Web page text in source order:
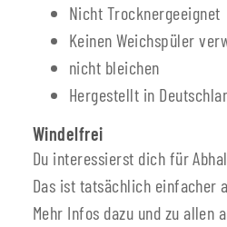
Nicht Trocknergeeignet
Keinen Weichspüler
nicht bleichen
Hergestellt in
Windelfrei
Du interessierst dich für
Das ist tatsächlich einfacher
Mehr Infos dazu und zu allen